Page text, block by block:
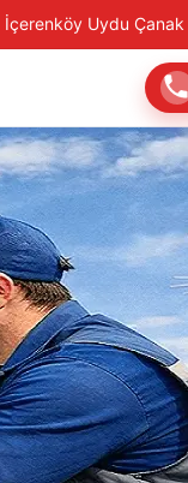
İçerenköy Uydu